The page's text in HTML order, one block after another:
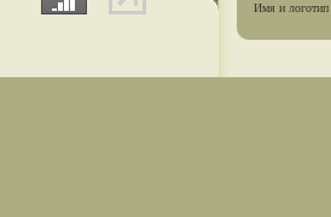
Имя и логотип